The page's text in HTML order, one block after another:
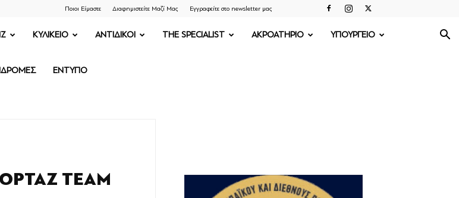
Ποιοι Είμαστε Διαφημιστείτε Μαζί Μας Εγγραφείτε στο newsletter μας
ΚΥΛΙΚΕΙΟ ΑΝΤΙΔΙΚΟΙ THE SPECIALIST ΑΚΡΟΑΤΗΡΙΟ ΥΠΟΥΡΓΕΙΟ
ΕΝΤΥΠΟ
TEAM